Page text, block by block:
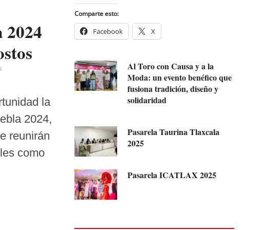
2024
la
2024,
reunirán
como
Comparte esto:
Facebook X
Al Toro con Causa y a la
Moda: un evento benéfico que
fusiona tradición, diseño y
solidaridad
Pasarela Taurina Tlaxcala
2025
Pasarela ICATLAX 2025